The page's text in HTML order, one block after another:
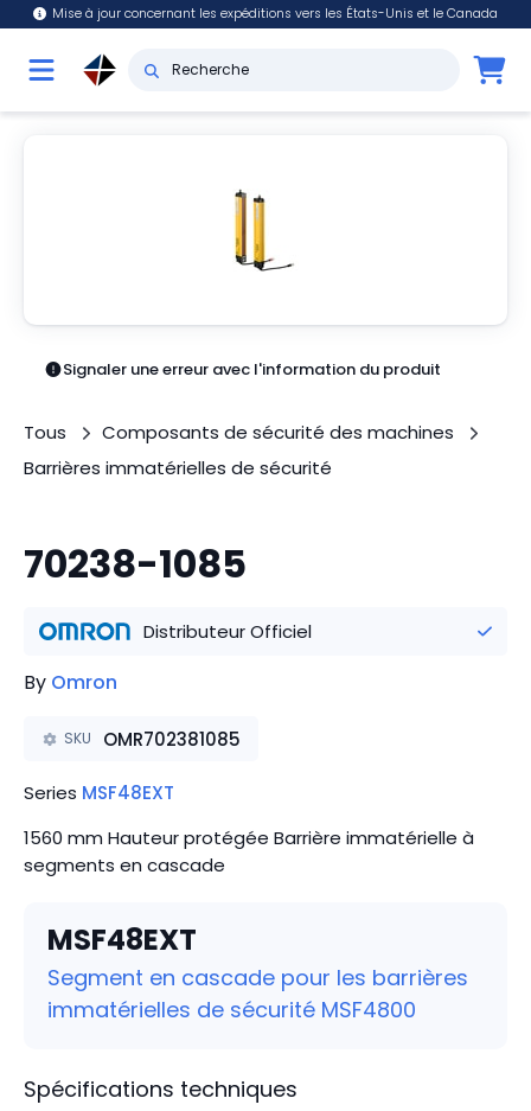
Mise à jour concernant les expéditions vers les États-Unis et le Canada
Signaler une erreur avec l'information du produit
Tous
Composants de sécurité des machines
Barrières immatérielles de sécurité
70238-1085
Distributeur Officiel
By Omron
SKU OMR702381085
Series MSF48EXT
1560 mm Hauteur protégée Barrière immatérielle à
segments en cascade
MSF48EXT
Segment en cascade pour les barrières
immatérielles de sécurité MSF4800
Spécifications techniques